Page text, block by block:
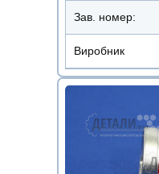
Зав. номер:
Виробник